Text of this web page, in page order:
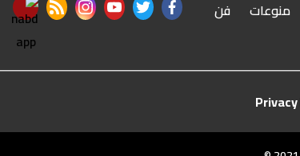
منوعات
فن
facebook
twitter
youtube
instagram
rss feed
nabd app